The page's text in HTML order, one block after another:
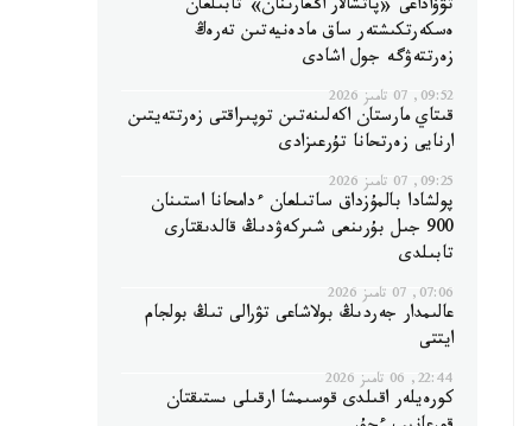
تۋۆاداعى «پاتشالار اڭعارىنان» تابىلعان
ەسكەرتكىشتەر ساق مادەنيەتىن تەرەڭ
زەرتتەۋگە جول اشادى
09:52, 07 تامىز 2026
قىتاي مارستان اكەلىنەتىن توپىراقتى زەرتتەيتىن
ارنايى زەرتحانا تۇرعىزادى
09:25, 07 تامىز 2026
پولشادا بالمۇزداق ساتىلعان ءدامحانا استىنان
900 جىل بۇرىنعى شىركەۋدىڭ قالدىقتارى
تابىلدى
07:06, 07 تامىز 2026
عالىمدار جەردىڭ بولاشاعى تۋرالى تىڭ بولجام
ايتتى
22:44, 06 تامىز 2026
كورەيلەر اقىلدى قوسىمشا ارقىلى ىستىقتان